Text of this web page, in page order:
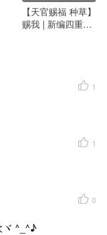
【天官赐福 种草】
赐我 | 新编四重奏·
1
1
0
ヾ ^_^♪